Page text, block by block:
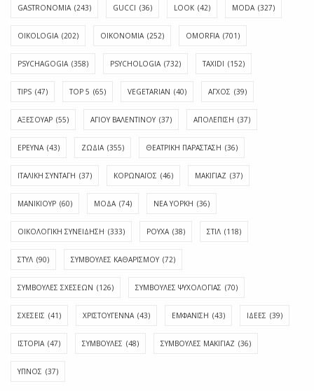
GASTRONOMIA (243) GUCCI (36) LOOK (42) MODA (327)
OIKOLOGIA (202) OIKONOMIA (252) OMORFIA (701)
PSYCHAGOGIA (358) PSYCHOLOGIA (732) TAXIDI (152)
TIPS (47) TOP 5 (65) VEGETARIAN (40) ΑΓΧΟΣ (39)
ΑΞΕΣΟΥΑΡ (55) ΑΓΊΟΥ ΒΑΛΕΝΤΊΝΟΥ (37) ΑΠΟΛΈΠΙΣΗ (37)
ΕΡΕΥΝΑ (43) ΖΩΔΙΑ (355) ΘΕΑΤΡΙΚΗ ΠΑΡΑΣΤΑΣΗ (36)
ΙΤΑΛΙΚΗ ΣΥΝΤΑΓΗ (37) ΚΟΡΩΝΑΪΟΣ (46) ΜΑΚΙΓΙΑΖ (37)
ΜΑΝΙΚΙΟΥΡ (60) ΜΟΔΑ (74) ΝΕΑ ΥΟΡΚΗ (36)
ΟΙΚΟΛΟΓΙΚΗ ΣΥΝΕΙΔΗΣΗ (333) ΡΟΥΧΑ (38) ΣΤΙΛ (118)
ΣΤΥΛ (90) ΣΥΜΒΟΥΛΕΣ ΚΑΘΑΡΙΣΜΟΥ (72)
ΣΥΜΒΟΥΛΕΣ ΣΧΕΣΕΩΝ (126) ΣΥΜΒΟΥΛΕΣ ΨΥΧΟΛΟΓΙΑΣ (70)
ΣΧΕΣΕΙΣ (41) ΧΡΙΣΤΟΥΓΕΝΝΑ (43) ΕΜΦΆΝΙΣΗ (43) ΙΔΈΕΣ (39)
ΙΣΤΟΡΊΑ (47) ΣΥΜΒΟΥΛΈΣ (48) ΣΥΜΒΟΥΛΈΣ ΜΑΚΙΓΙΆΖ (36)
ΎΠΝΟΣ (37)